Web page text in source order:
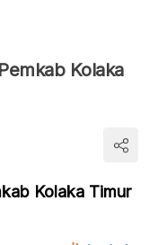
Kolaka
Kolaka Timur